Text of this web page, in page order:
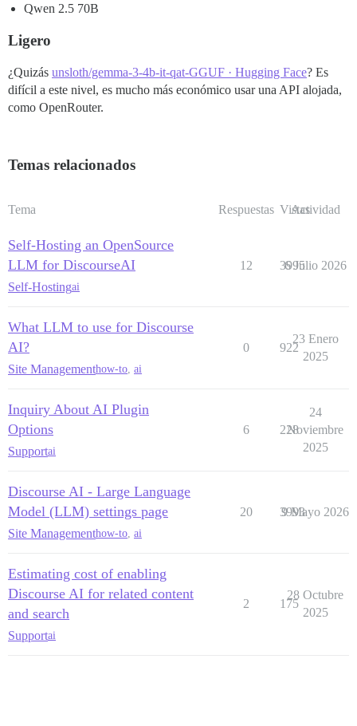
Qwen 2.5 70B
Ligero
¿Quizás unsloth/gemma-3-4b-it-qat-GGUF · Hugging Face? Es
difícil a este nivel, es mucho más económico usar una API alojada,
como OpenRouter.
Temas relacionados
Tema Respuestas Vistas
Actividad
Self-Hosting an OpenSource
LLM for DiscourseAI
Self-Hostingai
12 3995
6 Julio 2026
What LLM to use for Discourse
AI?
Site Managementhow-to, ai
0 922
23 Enero
2025
Inquiry About AI Plugin
Options
Supportai
6 228
24
Noviembre
2025
Discourse AI - Large Language
Model (LLM) settings page
Site Managementhow-to, ai
20 3993
9 Mayo 2026
Estimating cost of enabling
Discourse AI for related content
and search
Supportai
2 175
28 Octubre
2025